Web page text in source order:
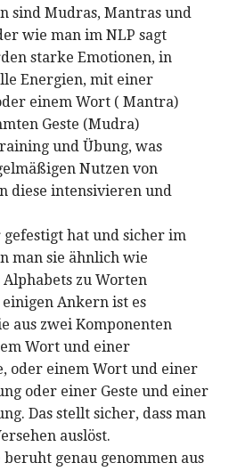
sind Mudras, Mantras und
wie man im NLP sagt
starke Emotionen, in
Energien, mit einer
einem Wort ( Mantra)
Geste (Mudra)
und Übung, was
Nutzen von
diese intensivieren und
hat und sicher im
man sie ähnlich wie
Alphabets zu Worten
Ankern ist es
aus zwei Komponenten
Wort und einer
oder einem Wort und einer
oder einer Geste und einer
Das stellt sicher, dass man
auslöst.
genau genommen aus